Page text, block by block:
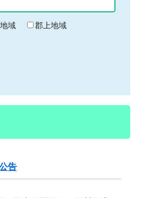
域
郡上地域
告